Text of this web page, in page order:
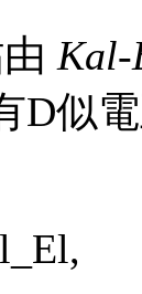
Kal-
D似